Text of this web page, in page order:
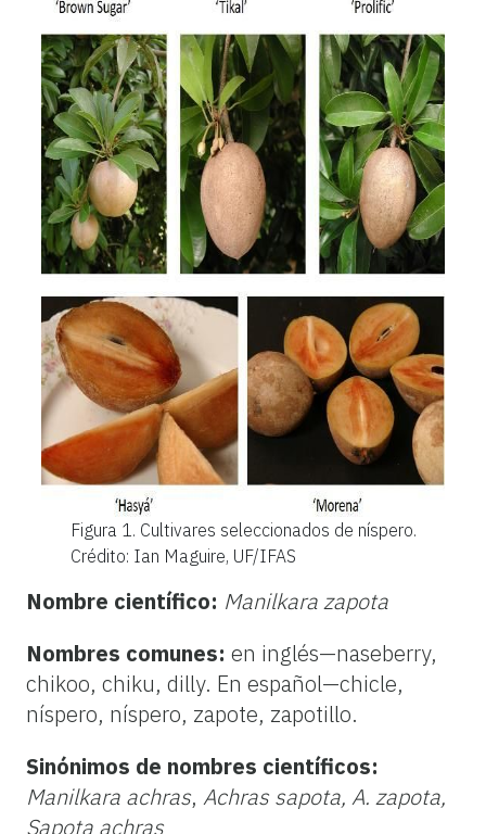
Figura 1. Cultivares seleccionados de níspero.
Crédito: Ian Maguire, UF/IFAS
Nombre científico: Manilkara zapota
Nombres comunes: en inglés—naseberry,
chikoo, chiku, dilly. En español—chicle,
níspero, níspero, zapote, zapotillo.
Sinónimos de nombres científicos:
Manilkara achras, Achras sapota, A. zapota,
Sapota achras